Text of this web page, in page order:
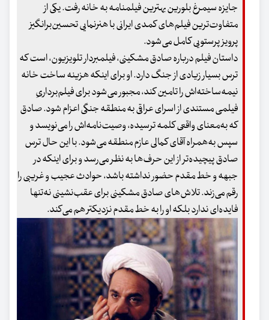
جایزه سیمرغ بلورین بهترین فیلمنامه به خانه رفت. یکی از
متفاوت‌ترین فیلم‌های کمدی ایرانی با هنرنمایی تحسین‌برانگیز
پرویز پرستویی کامل می‌شود.
داستان فیلم درباره صادق مشکینی، فیلمبردار تلویزیون، است که
ترس بسیار زیادی از جنگ دارد. او برای اینکه هزینه ساخت خانه
نیمه‌ساخته‌اش را تامین کند، مجبور می‌شود برای فیلم‌برداریِ
فیلمی مستندی از اسرای عراقی به منطقه جنگی اعزام شود. صادق
که به‌معنای واقعی کلمه ترسیده، وصیت‌نامه‌اش را می‌نویسد و
سپس به‌همراه آقای کمالی عازم منطقه می‌شود. با این حال ترس
صادق پیچیده‌تر از این حرف‌ها به نظر می‌رسد و برای اینکه در
جبهه و خط مقدم حضور نداشته باشد، حوادث عجیب و غریبی را
رقم می‌زند. تلاش‌های صادق مشکینی برای عقب‌نشینی نه‌تنها
فایده‌ای ندارد بلکه او را به خط مقدم نزدیک‍تر هم می‌کند.